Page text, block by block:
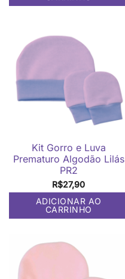
Kit Gorro e Luva
Prematuro Algodão Lilás
PR2
R$27,90
ADICIONAR AO
CARRINHO